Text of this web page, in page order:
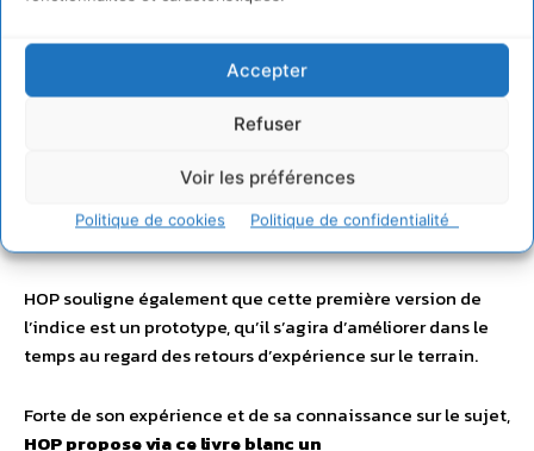
Accepter
Refuser
Voir les préférences
Politique de cookies Politique de confidentialité
textes réglementaires soient publiés et entrent en
vigueur, notamment une phase de consultation du
Même si l’association se déclare globalement satisfaite
résultats qui en sont ressortis, certains critères manquent
encore d’ambition ou ne sont pas suffisamment détaillés
pour en faire un indice assez ambitieux.
HOP souligne également que cette première version de
l’indice est un prototype, qu’il s’agira d’améliorer dans le
temps au regard des retours d’expérience sur le terrain.
Forte de son expérience et de sa connaissance sur le sujet,
HOP propose via ce livre blanc un